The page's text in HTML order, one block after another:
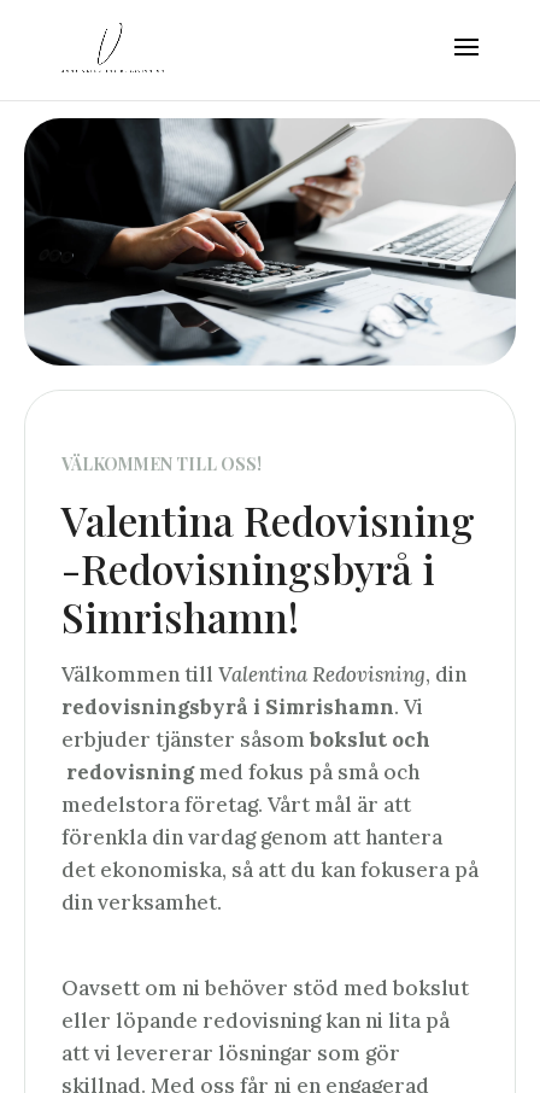
VÄLKOMMEN TILL OSS!
Valentina Redovisning
-Redovisningsbyrå i
Simrishamn!
Välkommen till Valentina Redovisning, din
redovisningsbyrå i Simrishamn. Vi
erbjuder tjänster såsom bokslut och
redovisningmed fokus på små och
medelstora företag. Vårt mål är att
förenkla din vardag genom att hantera
det ekonomiska, så att du kan fokusera på
din verksamhet.
Oavsett om ni behöver stöd med bokslut
eller löpande redovisning kan ni lita på
att vi levererar lösningar som gör
skillnad. Med oss får ni en engagerad